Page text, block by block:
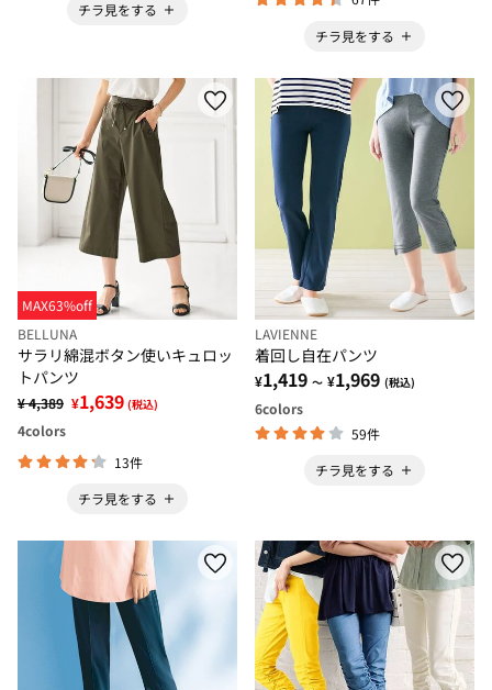
チラ見をする
チラ見をする
MAX63%off
BELLUNA
サラリ綿混ボタン使いキュロッ
トパンツ
¥ 4,389 ¥1,639 (税込)
4colors
13件
チラ見をする
LAVIENNE
着回し自在パンツ
¥1,419 ～ ¥1,969 (税込)
6colors
59件
チラ見をする